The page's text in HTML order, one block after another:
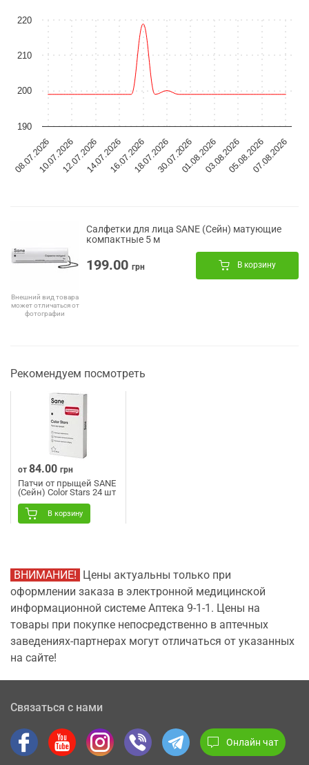
08.07.202610.07.202612.07.202614.07.202616.07.202618.07.202630.07.202601.08.202603.08.202605.08.202607.08.2026
190
200
210
220
Внешний вид товара
может отличаться от
фотографии
Салфетки для лица SANE (Сейн) матующие
компактные 5 м
199.00 грн В корзину
Рекомендуем посмотреть
от 84.00 грн
Патчи от прыщей SANE
(Сейн) Color Stars 24 шт
В корзину
ВНИМАНИЕ!
Цены актуальны только при
оформлении заказа в электронной медицинской
информационной системе Аптека 9-1-1. Цены на
товары при покупке непосредственно в аптечных
заведениях-партнерах могут отличаться от указанных
на сайте!
Связаться с нами
Онлайн чат